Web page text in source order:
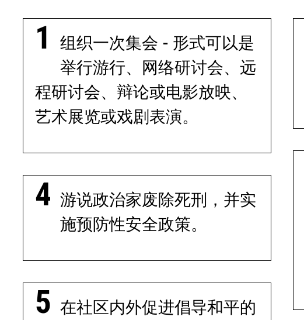
组织一次集会 - 形式可以是
举行游行、网络研讨会、远
程研讨会、辩论或电影放映、
艺术展览或戏剧表演。
游说政治家废除死刑，并实
施预防性安全政策。
在社区内外促进倡导和平的